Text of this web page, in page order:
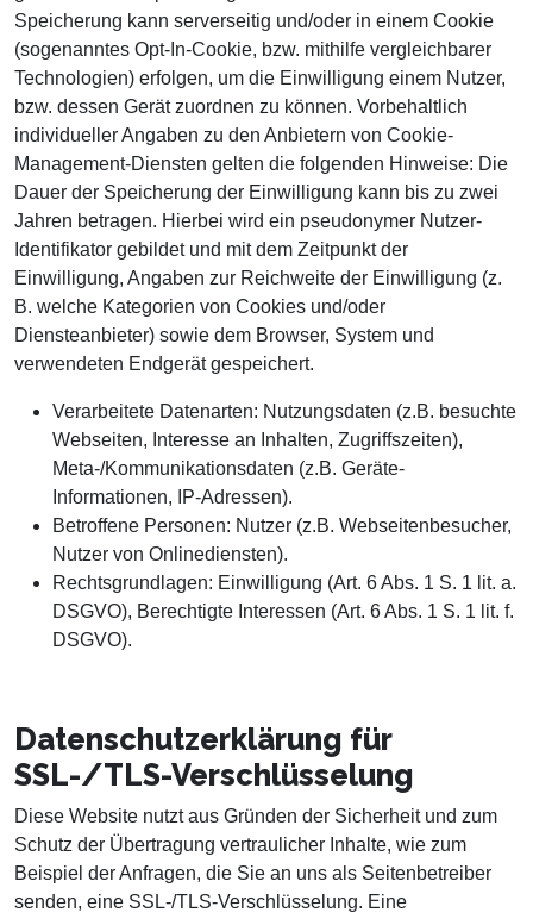
Speicherung kann serverseitig und/oder in einem Cookie
(sogenanntes Opt-In-Cookie, bzw. mithilfe vergleichbarer
Technologien) erfolgen, um die Einwilligung einem Nutzer,
bzw. dessen Gerät zuordnen zu können. Vorbehaltlich
individueller Angaben zu den Anbietern von Cookie-
Management-Diensten gelten die folgenden Hinweise: Die
Dauer der Speicherung der Einwilligung kann bis zu zwei
Jahren betragen. Hierbei wird ein pseudonymer Nutzer-
Identifikator gebildet und mit dem Zeitpunkt der
Einwilligung, Angaben zur Reichweite der Einwilligung (z.
B. welche Kategorien von Cookies und/oder
Diensteanbieter) sowie dem Browser, System und
verwendeten Endgerät gespeichert.
Verarbeitete Datenarten: Nutzungsdaten (z.B. besuchte
Webseiten, Interesse an Inhalten, Zugriffszeiten),
Meta-/Kommunikationsdaten (z.B. Geräte-
Informationen, IP-Adressen).
Betroffene Personen: Nutzer (z.B. Webseitenbesucher,
Nutzer von Onlinediensten).
Rechtsgrundlagen: Einwilligung (Art. 6 Abs. 1 S. 1 lit. a.
DSGVO), Berechtigte Interessen (Art. 6 Abs. 1 S. 1 lit. f.
DSGVO).
Datenschutzerklärung für
SSL-/TLS-Verschlüsselung
Diese Website nutzt aus Gründen der Sicherheit und zum
Schutz der Übertragung vertraulicher Inhalte, wie zum
Beispiel der Anfragen, die Sie an uns als Seitenbetreiber
senden, eine SSL-/TLS-Verschlüsselung. Eine